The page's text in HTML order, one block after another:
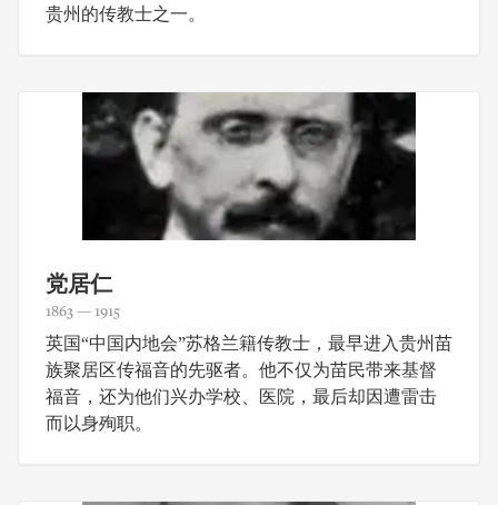
贵州的传教士之一。
党居仁
1863 — 1915
英国“中国内地会”苏格兰籍传教士，最早进入贵州苗
族聚居区传福音的先驱者。他不仅为苗民带来基督
福音，还为他们兴办学校、医院，最后却因遭雷击
而以身殉职。